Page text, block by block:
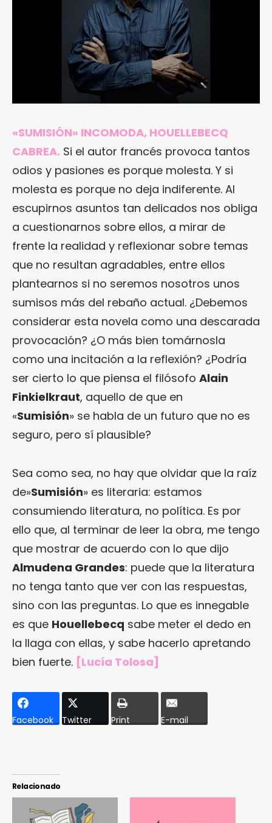
«SUMISIÓN» INCOMODA, HOUELLEBECQ
CABREA. Si el autor francés provoca tantos
odios y pasiones es porque molesta. Y si
molesta es porque no deja indiferente. Al
escupirnos asuntos tan delicados nos obliga
a cuestionarnos sobre ellos, a mirar de
frente la realidad y reflexionar sobre temas
que no resultan agradables, entre ellos
plantearnos si no seremos nosotros unos
sumisos más del rebaño actual. ¿Debemos
considerar esta novela como una descarada
provocación? ¿O más bien tomárnosla
como una incitación a la reflexión? ¿Podría
ser cierto lo que piensa el filósofo Alain
Finkielkraut, aquello de que en
«Sumisión» se habla de un futuro que no es
seguro, pero sí plausible?
Sea como sea, no hay que olvidar que la raíz
de»Sumisión» es literaria: estamos
consumiendo literatura, no política. Es por
ello que, al terminar de leer la obra, me tengo
que mostrar de acuerdo con lo que dijo
Almudena Grandes: puede que la literatura
no tenga tanto que ver con las respuestas,
sino con las preguntas. Lo que es innegable
es que Houellebecq sabe meter el dedo en
la llaga con ellas, y sabe hacerlo apretando
bien fuerte. [Lucía Tolosa]
Facebook Twitter Print E-mail
Relacionado